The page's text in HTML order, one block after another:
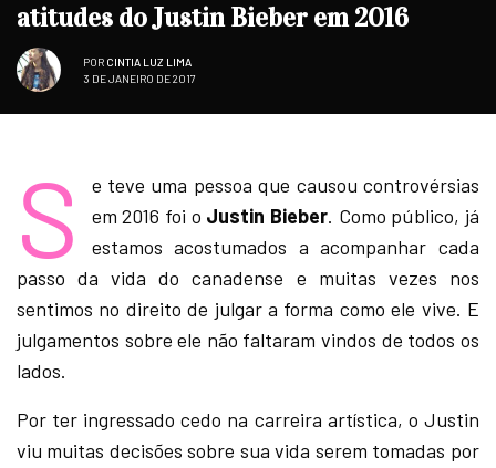
atitudes do Justin Bieber em 2016
POR CINTIA LUZ LIMA
3 DE JANEIRO DE 2017
S
e teve uma pessoa que causou controvérsias
em 2016 foi o Justin Bieber. Como público, já
estamos acostumados a acompanhar cada
passo da vida do canadense e muitas vezes nos
sentimos no direito de julgar a forma como ele vive. E
julgamentos sobre ele não faltaram vindos de todos os
lados.
Por ter ingressado cedo na carreira artística, o Justin
viu muitas decisões sobre sua vida serem tomadas por